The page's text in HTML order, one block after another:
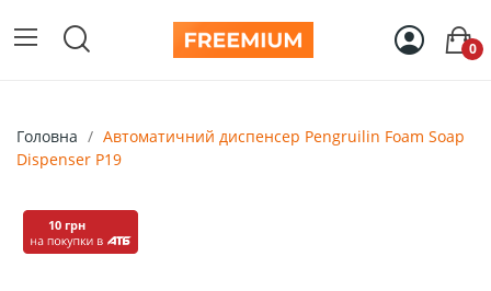
0
Головна
Автоматичний диспенсер Pengruilin Foam Soap
Dispenser P19
10 грн